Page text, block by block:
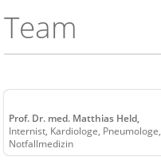
Team
Prof. Dr. med. Matthias Held,
Internist, Kardiologe, Pneumologe,
Notfallmedizin